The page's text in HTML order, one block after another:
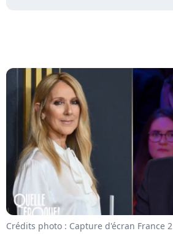
Crédits photo : Capture d'écran France 2